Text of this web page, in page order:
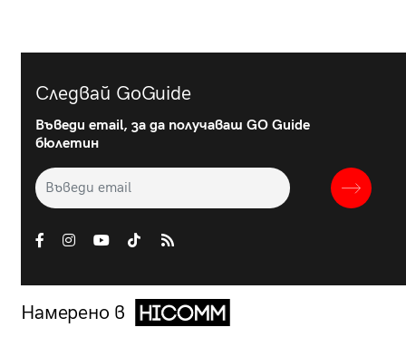
Следвай GoGuide
Въведи email, за да получаваш GO Guide
бюлетин
Намерено в